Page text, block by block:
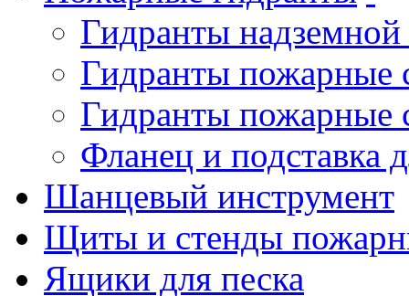
Гидранты
Гидранты пожарные
Гидранты пожарные
Фланец и подставка
Шанцевый инструмент
Щиты и стенды
Ящики для песка